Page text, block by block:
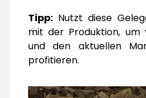
Tipp: Nutzt diese
mit der Produktion, um
und den aktuellen
profitieren.